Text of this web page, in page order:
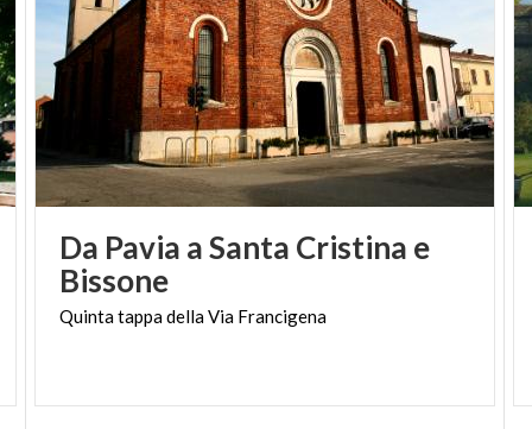
Baroffio e del Santuario del Sacro
Monte,la Cripta del Santuraio, laCasa Museo
Lodovico Pogliaghi.
Da Pavia a Santa Cristina e
Bissone
QuintatappadellaVia Francigena